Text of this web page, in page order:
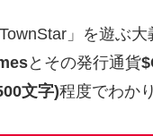
」を遊ぶ大
とその発行通貨
文字)程度でわか